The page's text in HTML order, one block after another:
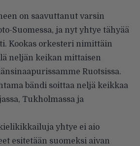
on saavuttanut varsin
Suomessa, ja nyt yhtye tähyää
Kookas orkesteri nimittäin
neljän keikan mittaisen
Ruotsissa.
bändi soittaa neljä keikkaa
Tukholmassa ja
yhtye ei aio
esitetään suomeksi aivan